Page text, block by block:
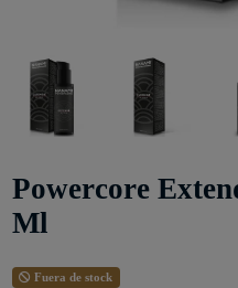
Powercore
Ml
Fuera de stock